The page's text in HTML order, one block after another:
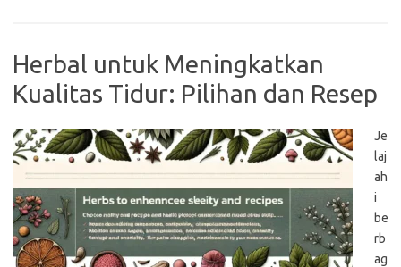
Herbal untuk Meningkatkan
Kualitas Tidur: Pilihan dan Resep
Je
laj
ah
i
be
rb
ag